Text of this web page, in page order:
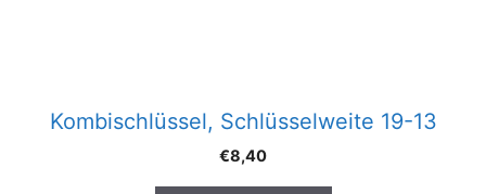
Kombischlüssel, Schlüsselweite 19-13
€8,40